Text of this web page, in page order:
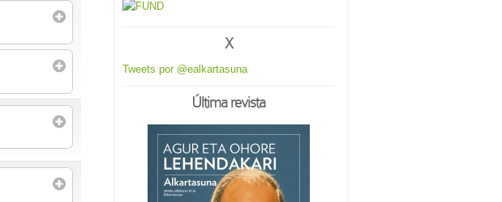
X
Tweets por @ealkartasuna
Última revista